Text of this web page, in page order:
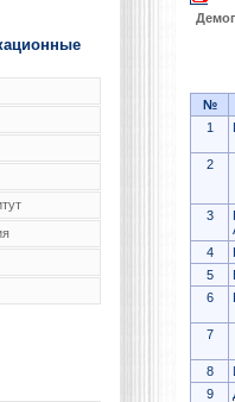
№
1
2
3
4
5
6
7
8
9